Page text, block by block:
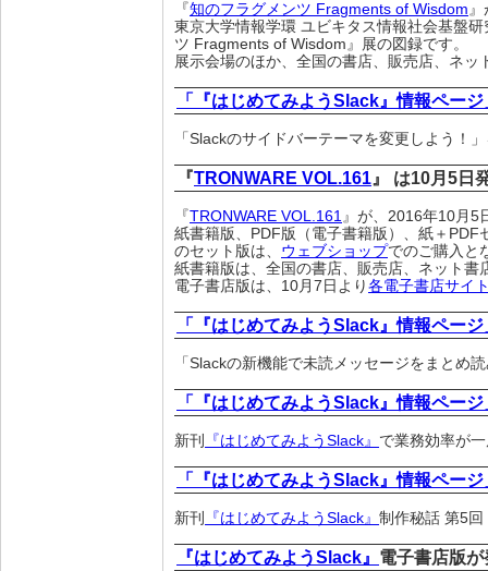
『知のフラグメンツ Fragments of Wisdom
東京大学情報学環 ユビキタス情報社会基盤
ツ Fragments of Wisdom』展の図録です。
展示会場のほか、全国の書店、販売店、ネッ
「『はじめてみようSlack』情報ページ
「Slackのサイドバーテーマを変更しよう！
『TRONWARE VOL.161 』 は10月5日
『TRONWARE VOL.161』が、2016年10月5
紙書籍版、PDF版（電子書籍版）、紙＋
のセット版は、 ウェブショップでのご購入と
紙書籍版は、全国の書店、販売店、ネット書
電子書店版は、10月7日より 各電子書店サイ
「『はじめてみようSlack』情報ページ
「Slackの新機能で未読メッセージをまとめ
「『はじめてみようSlack』情報ページ
新刊 『はじめてみようSlack』 で業務効率が
「『はじめてみようSlack』情報ページ
新刊 『はじめてみようSlack』 制作秘話 第5
『はじめてみようSlack』 電子書店版